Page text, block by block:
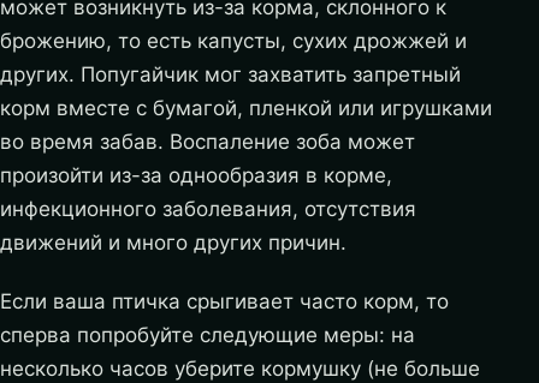
может возникнуть из-за корма, склонного к
брожению, то есть капусты, сухих дрожжей и
других. Попугайчик мог захватить запретный
корм вместе с бумагой, пленкой или игрушками
во время забав. Воспаление зоба может
произойти из-за однообразия в корме,
инфекционного заболевания, отсутствия
движений и много других причин.
Если ваша птичка срыгивает часто корм, то
сперва попробуйте следующие меры: на
несколько часов уберите кормушку (не больше